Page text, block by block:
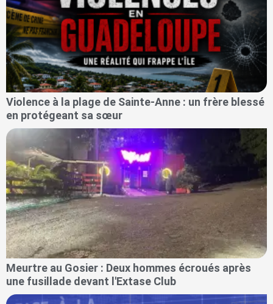
Violence à la plage de Sainte-Anne : un frère blessé
en protégeant sa sœur
Meurtre au Gosier : Deux hommes écroués après
une fusillade devant l'Extase Club